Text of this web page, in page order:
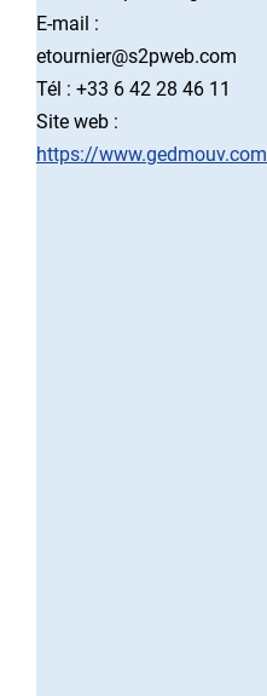
E-mail :
etournier@s2pweb.com
Tél : +33 6 42 28 46 11
Site web :
https://www.gedmouv.com